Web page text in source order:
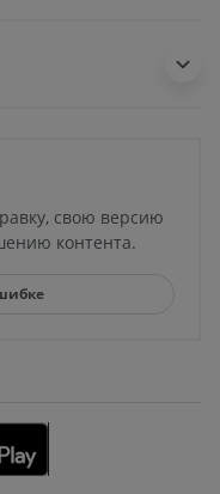
свою версию
контента.